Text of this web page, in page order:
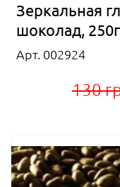
Зеркальная
шоколад, 250г
Арт. 002924
130